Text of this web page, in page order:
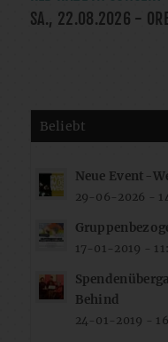
SA., 22.08.2026 -
Beliebt
Neue Event-
29-06-2026 -
17-01-2019 -
Behind
24-01-2019 -